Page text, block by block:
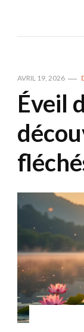
AVRIL 19, 2026
Éveil